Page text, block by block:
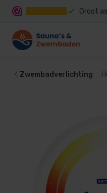
Groot
Zwembadverlichting